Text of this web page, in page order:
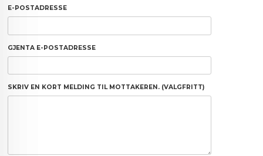
E-POSTADRESSE
GJENTA E-POSTADRESSE
SKRIV EN KORT MELDING TIL MOTTAKEREN. (VALGFRITT)